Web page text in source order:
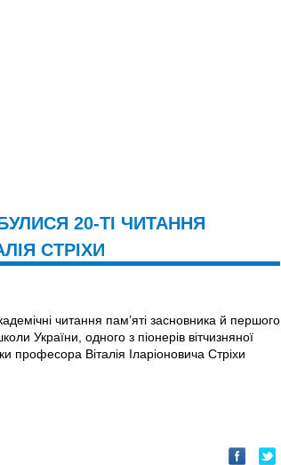
20-ТІ ЧИТАННЯ
СТРІХИ
читання пам’яті засновника й першого
України, одного з піонерів вітчизняної
професора Віталія Іларіоновича Стріхи